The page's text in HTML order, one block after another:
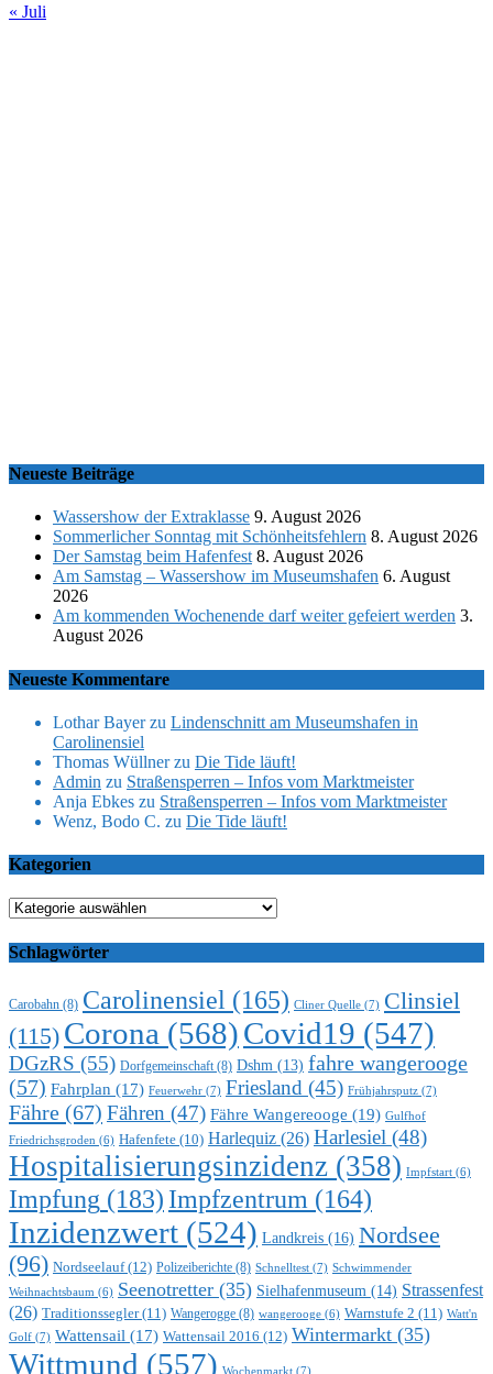
« Juli
Neueste Beiträge
Wassershow der Extraklasse 9. August 2026
Sommerlicher Sonntag mit Schönheitsfehlern 8. August 2026
Der Samstag beim Hafenfest 8. August 2026
Am Samstag – Wassershow im Museumshafen 6. August
2026
Am kommenden Wochenende darf weiter gefeiert werden 3.
August 2026
Neueste Kommentare
Lothar Bayerzu Lindenschnitt am Museumshafen in
Carolinensiel
Thomas Wüllnerzu Die Tide läuft!
Admin zu Straßensperren – Infos vom Marktmeister
Anja Ebkes zu Straßensperren – Infos vom Marktmeister
Wenz, Bodo C. zu Die Tide läuft!
Kategorien
Kategorien
Schlagwörter
Carobahn (8) Carolinensiel (165) Cliner Quelle (7) Clinsiel
(115) Corona (568)Covid19 (547)
DGzRS (55) Dorfgemeinschaft(8) Dshm (13) fahre wangerooge
(57) Fahrplan (17) Feuerwehr (7) Friesland (45) Frühjahrsputz (7)
Fähre (67) Fähren (47) Fähre Wangereooge (19) Gulfhof
Friedrichsgroden (6) Hafenfete (10) Harlequiz (26) Harlesiel (48)
Hospitalisierungsinzidenz (358) Impfstart (6)
Impfung (183) Impfzentrum (164)
Inzidenzwert (524) Landkreis (16) Nordsee
(96) Nordseelauf(12) Polizeiberichte (8) Schnelltest (7) Schwimmender
Weihnachtsbaum (6) Seenotretter (35) Sielhafenmuseum (14) Strassenfest
(26) Traditionssegler(11) Wangerogge (8) wangerooge (6) Warnstufe 2 (11) Watt'n
Golf (7) Wattensail (17) Wattensail 2016 (12) Wintermarkt (35)
Wittmund (557) Wochenmarkt (7)